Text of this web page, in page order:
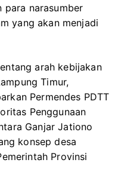
para narasumber
yang akan menjadi
arah kebijakan
Timur,
Permendes PDTT
Penggunaan
Ganjar Jationo
konsep desa
Provinsi